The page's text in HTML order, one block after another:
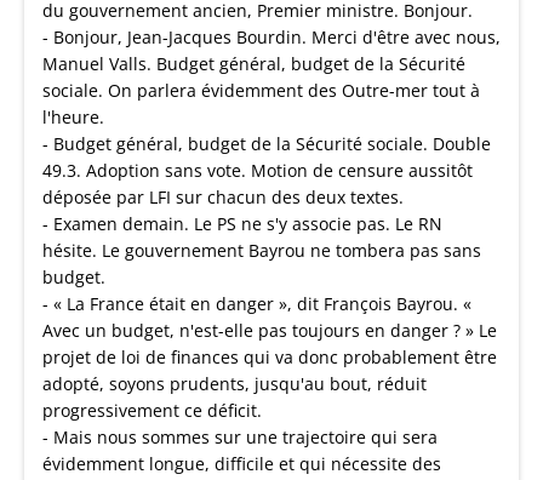
du gouvernement ancien, Premier ministre. Bonjour.
- Bonjour, Jean-Jacques Bourdin. Merci d'être avec nous,
Manuel Valls. Budget général, budget de la Sécurité
sociale. On parlera évidemment des Outre-mer tout à
l'heure.
- Budget général, budget de la Sécurité sociale. Double
49.3. Adoption sans vote. Motion de censure aussitôt
déposée par LFI sur chacun des deux textes.
- Examen demain. Le PS ne s'y associe pas. Le RN
hésite. Le gouvernement Bayrou ne tombera pas sans
budget.
- « La France était en danger », dit François Bayrou. «
Avec un budget, n'est-elle pas toujours en danger ? » Le
projet de loi de finances qui va donc probablement être
adopté, soyons prudents, jusqu'au bout, réduit
progressivement ce déficit.
- Mais nous sommes sur une trajectoire qui sera
évidemment longue, difficile et qui nécessite des